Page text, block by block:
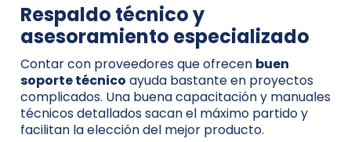
Respaldo técnico y
asesoramiento especializado
Contar con proveedores que ofrecen buen
soporte técnico ayuda bastante en proyectos
complicados. Una buena capacitación y manuales
técnicos detallados sacan el máximo partido y
facilitan la elección del mejor producto.